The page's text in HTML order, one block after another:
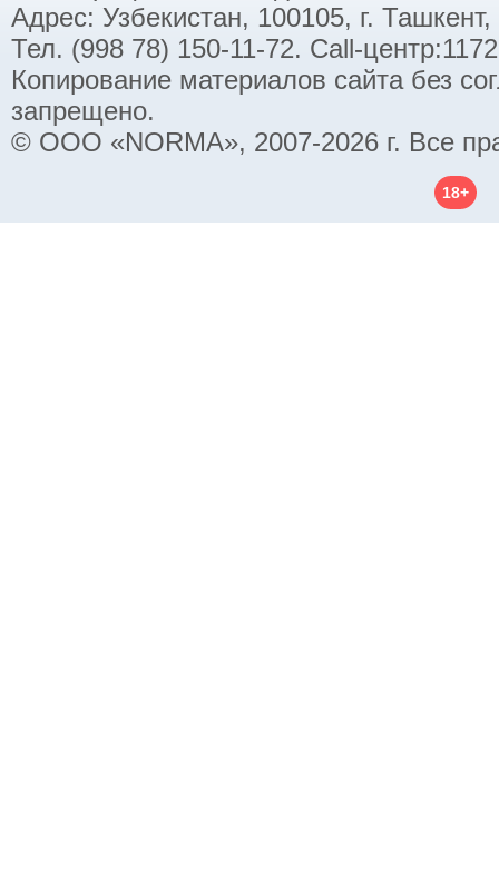
Адрес: Узбекистан, 100105, г.
Тел. (998 78) 150-11-72. Call-
Копирование материалов сайта без
запрещено.
© ООО «NORMA», 2007-2026 г. Все
18+